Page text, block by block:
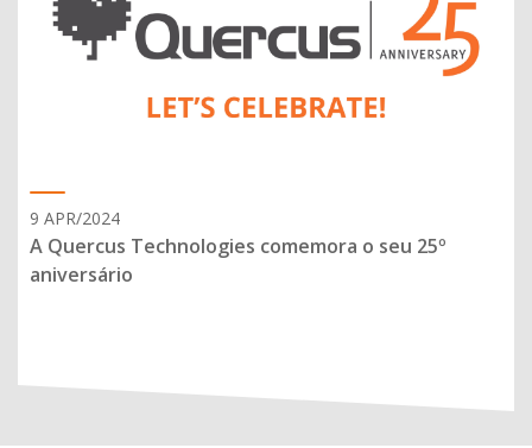
9 APR/2024
A Quercus Technologies comemora o seu 25º
aniversário